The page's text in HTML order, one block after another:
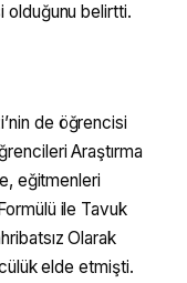
olduğunu belirtti.
de öğrencisi
Araştırma
eğitmenleri
ile Tavuk
Olarak
elde etmişti.